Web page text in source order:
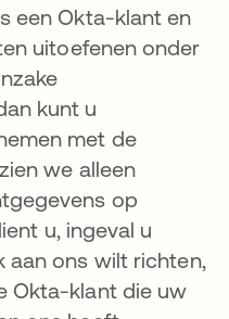
een Okta-klant en
uitoefenen onder
kunt u
met de
we alleen
op
u, ingeval u
aan ons wilt richten,
Okta-klant die uw